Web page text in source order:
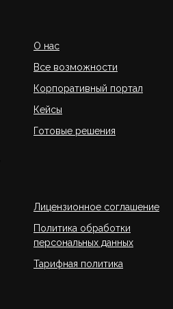
О нас
Все возможности
Корпоративный портал
Кейсы
Готовые решения
Лицензионное соглашение
Политика обработки
персональных данных
Тарифная политика